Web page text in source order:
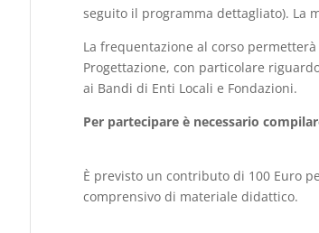
seguito il programma dettagliato). La
La frequentazione al corso
Progettazione, con particolare
ai Bandi di Enti Locali e Fondazioni.
Per partecipare è necessario
È previsto un contributo di 100 Euro
comprensivo di materiale didattico.